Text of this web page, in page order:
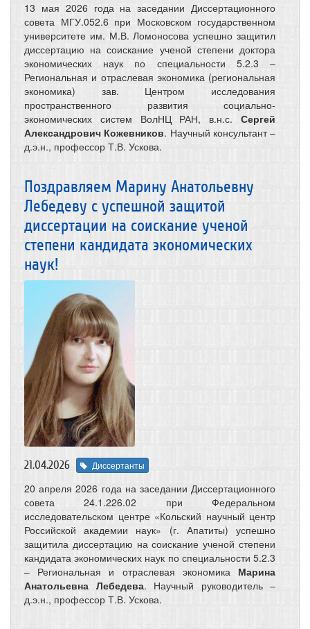
13 мая 2026 года на заседании Диссертационного
совета МГУ.052.6 при Московском государственном
университете им. М.В. Ломоносова успешно защитил
диссертацию на соискание ученой степени доктора
экономических наук по специальности 5.2.3 –
Региональная и отраслевая экономика (региональная
экономика) зав. Центром исследования
пространственного развития социально-
экономических систем ВолНЦ РАН, в.н.с. Сергей
Александрович Кожевников. Научный консультант –
д.э.н., профессор Т.В. Ускова.
Поздравляем Марину Анатольевну
Лебедеву с успешной защитой
диссертации на соискание ученой
степени кандидата экономических
наук!
21.04.2026 Диссертанты
20 апреля 2026 года на заседании Диссертационного
совета 24.1.226.02 при Федеральном
исследовательском центре «Кольский научный центр
Российской академии наук» (г. Апатиты) успешно
защитила диссертацию на соискание ученой степени
кандидата экономических наук по специальности 5.2.3
– Региональная и отраслевая экономика Марина
Анатольевна Лебедева. Научный руководитель –
д.э.н., профессор Т.В. Ускова.